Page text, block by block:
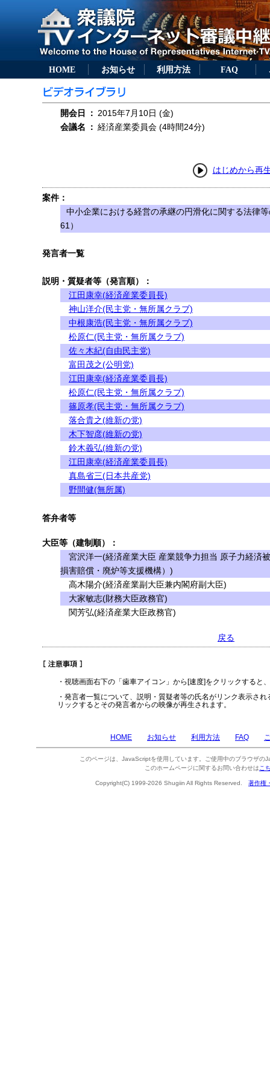
HOME お知らせ 利用方法 FAQ
開会日 ： 2015年7月10日 (金)
会議名
： 経済産業委員会 (4時間24分)
はじめから再
案件：
中小企業における経営の承継の円滑化に関する法律
61）
発言者一覧
説明・質疑者等（発言順）：
江田康幸(経済産業委員長)
神山洋介(民主党・無所属クラブ)
中根康浩(民主党・無所属クラブ)
松原仁(民主党・無所属クラブ)
佐々木紀(自由民主党)
富田茂之(公明党)
江田康幸(経済産業委員長)
松原仁(民主党・無所属クラブ)
篠原孝(民主党・無所属クラブ)
落合貴之(維新の党)
木下智彦(維新の党)
鈴木義弘(維新の党)
江田康幸(経済産業委員長)
真島省三(日本共産党)
野間健(無所属)
答弁者等
大臣等（建制順）：
宮沢洋一(経済産業大臣 産業競争力担当 原子力経済
損害賠償・廃炉等支援機構）)
高木陽介(経済産業副大臣兼内閣府副大臣)
大家敏志(財務大臣政務官)
関芳弘(経済産業大臣政務官)
戻る
・視聴画面右下の「歯車アイコン」から[速度]をクリックすると
・発言者一覧について、説明・質疑者等の氏名がリンク表示さ
リックするとその発言者からの映像が再生されます。
HOME お知らせ 利用方法 FAQ
このページは、JavaScriptを使用しています。ご使用中のブラウザの
このホームページに関するお問い合わせは こ
Copyright(C) 1999-2026 Shugiin All Rights Reserved. 著作権